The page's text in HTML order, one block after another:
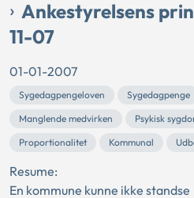
Ankestyrelsens
11-07
01-01-2007
Sygedagpengeloven Sygedagpenge
Manglende medvirken
Psykisk
Proportionalitet
Kommunal
Resume:
En kommune kunne ikke standse